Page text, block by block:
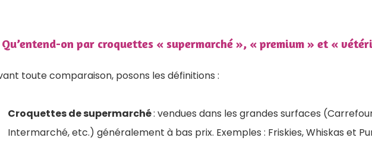
Qu’entend-on par croquettes « supermarché », « premium » et «
toute comparaison, posons les définitions :
Croquettes de supermarché: vendues dans les grandes surfaces
Intermarché, etc.) généralement à bas prix. Exemples : Friskies, Whiskas et